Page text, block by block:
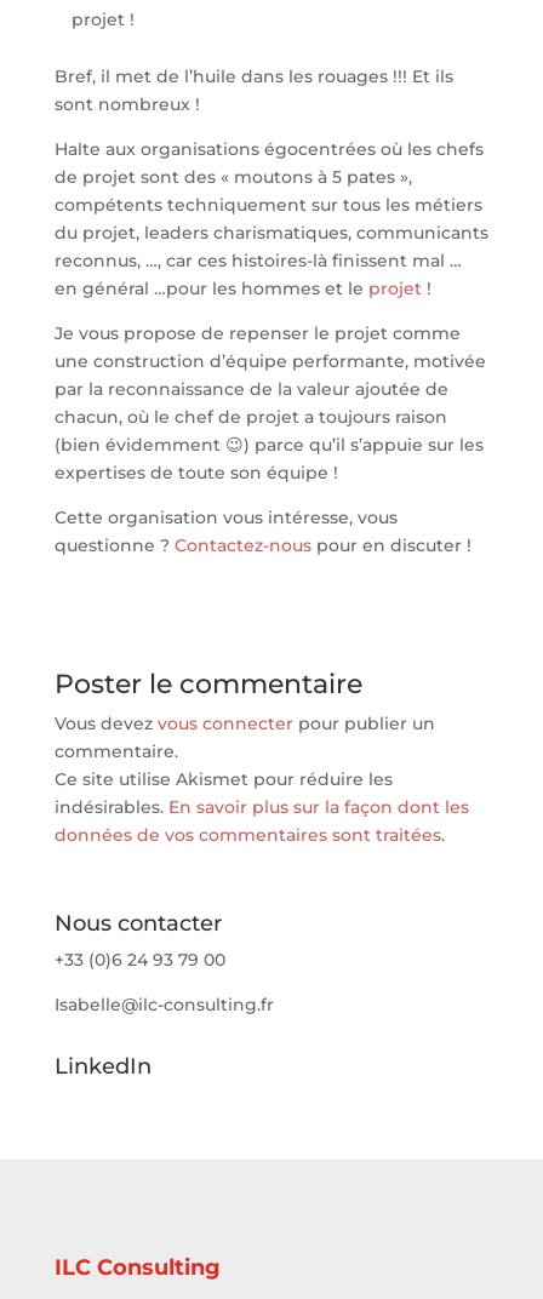
projet !
Bref, il met de l’huile dans les rouages !!! Et ils
sont nombreux !
Halte aux organisations égocentrées où les chefs
de projet sont des « moutons à 5 pates »,
compétents techniquement sur tous les métiers
du projet, leaders charismatiques, communicants
reconnus, …, car ces histoires-là finissent mal …
en général …pour les hommes et le projet!
Je vous propose de repenser le projet comme
une construction d’équipe performante, motivée
par la reconnaissance de la valeur ajoutée de
chacun, où le chef de projet a toujours raison
(bien évidemment 😉) parce qu’il s’appuie sur les
expertises de toute son équipe !
Cette organisation vous intéresse, vous
questionne ? Contactez-nouspour en discuter !
Poster le commentaire
Vous devez vous connecterpour publier un
commentaire.
Ce site utilise Akismet pour réduire les
indésirables. En savoir plus sur la façon dont les
données de vos commentaires sont traitées.
Nous contacter
+33 (0)6 24 93 79 00
Isabelle@ilc-consulting.fr
LinkedIn
ILC Consulting